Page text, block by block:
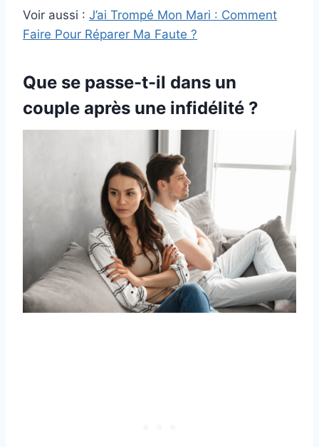
Voir aussi : J’ai Trompé Mon Mari : Comment
Faire Pour Réparer Ma Faute ?
Que se passe-t-il dans un
couple après une infidélité ?